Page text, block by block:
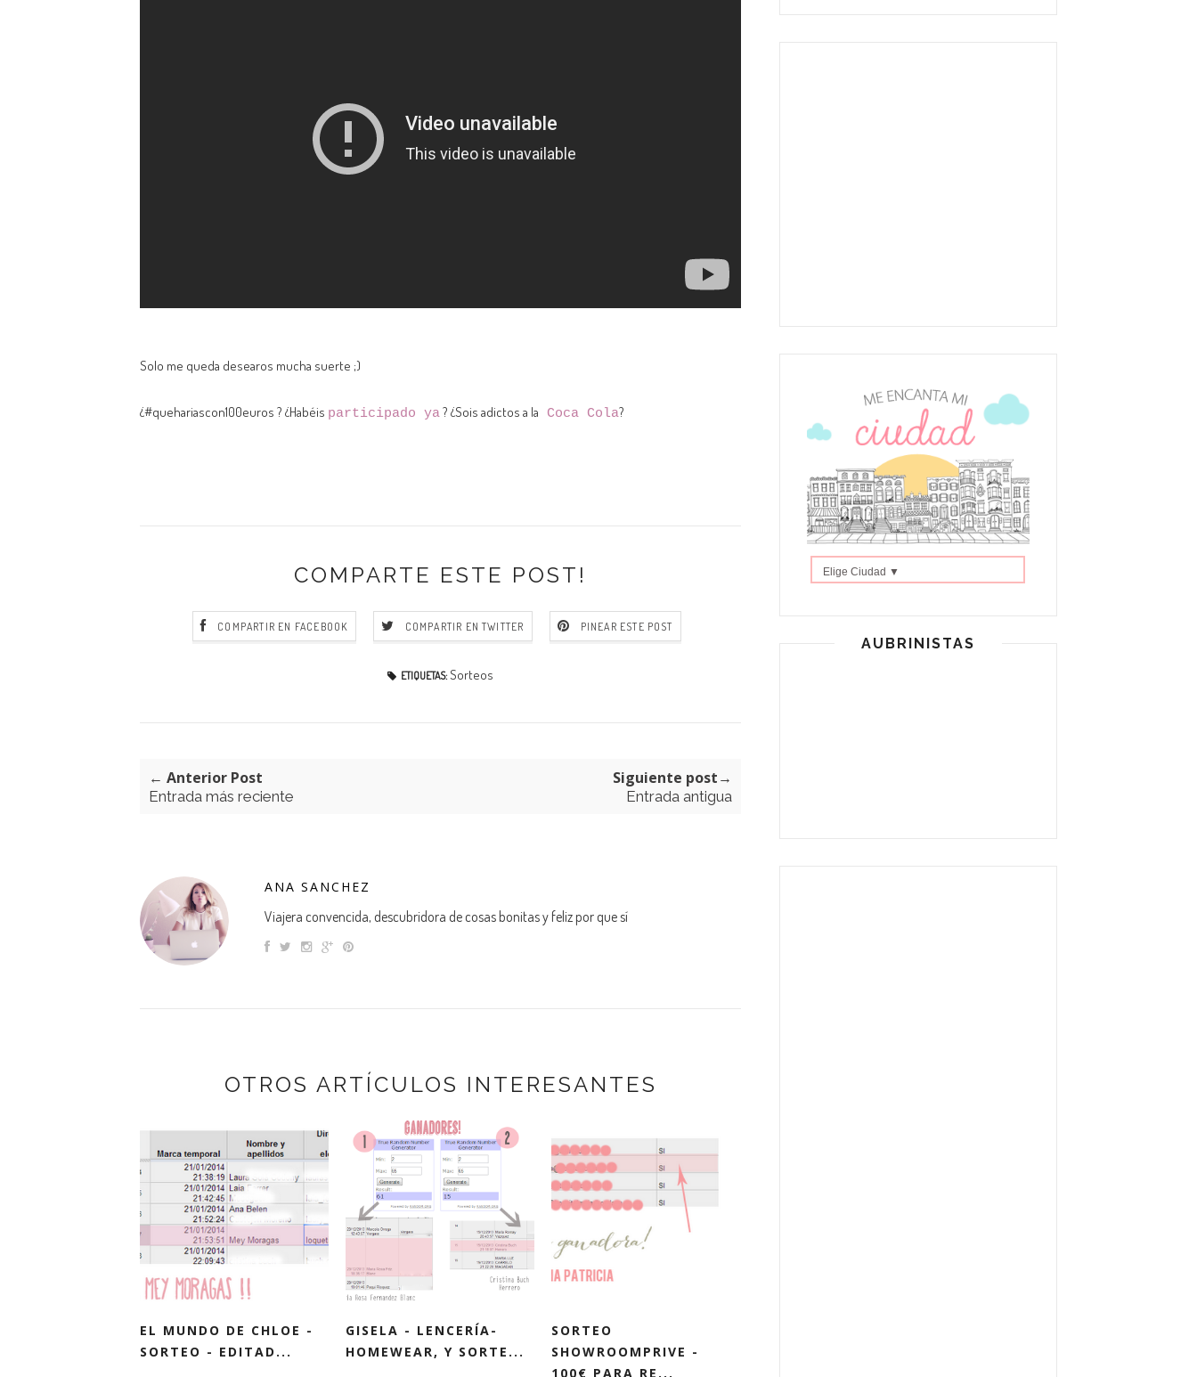
Solo me queda desearos mucha suerte ;)
¿#quehariascon100euros ? ¿Habéis participado ya? ¿Sois adictos a la Coca Cola?
COMPARTE ESTE POST!
COMPARTIR EN FACEBOOK COMPARTIR EN TWITTER PINEAR ESTE POST
ETIQUETAS: Sorteos
← Anterior Post
Entrada más reciente
Siguiente post→
Entrada antigua
ANA SANCHEZ
Viajera convencida, descubridora de cosas bonitas y feliz por que sí
OTROS ARTÍCULOS INTERESANTES
EL MUNDO DE CHLOE -
SORTEO - EDITAD...
GISELA - LENCERÍA-
HOMEWEAR, Y SORTE...
SORTEO
SHOWROOMPRIVE -
100€ PARA RE...
Elige Ciudad ▼
AUBRINISTAS